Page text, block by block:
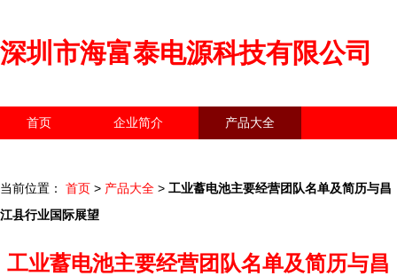
深圳市海富泰电源科技有限公司
首页 企业简介 产品大全
当前位置： 首页 > 产品大全 > 工业蓄电池主要经营团队名单及简历与昌
江县行业国际展望
工业蓄电池主要经营团队名单及简历与昌